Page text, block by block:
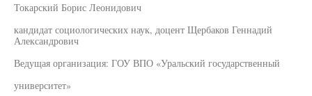
Токарский Борис Леонидович
кандидат социологических наук, доцент Щербаков Геннадий
Александрович
Ведущая организация: ГОУ ВПО «Уральский государственный
университет»